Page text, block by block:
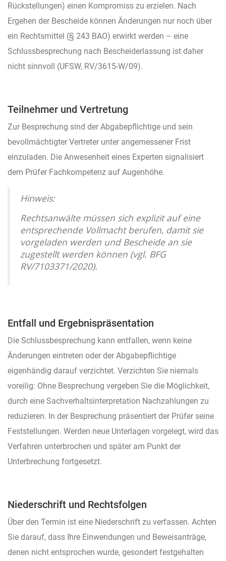
Rückstellungen) einen Kompromiss zu erzielen. Nach
Ergehen der Bescheide können Änderungen nur noch über
ein Rechtsmittel (§ 243 BAO) erwirkt werden – eine
Schlussbesprechung nach Bescheiderlassung ist daher
nicht sinnvoll (UFSW, RV/3615-W/09).
Teilnehmer und Vertretung
Zur Besprechung sind der Abgabepflichtige und sein
bevollmächtigter Vertreter unter angemessener Frist
einzuladen. Die Anwesenheit eines Experten signalisiert
dem Prüfer Fachkompetenz auf Augenhöhe.
Hinweis:
Rechtsanwälte müssen sich explizit auf eine
entsprechende Vollmacht berufen, damit sie
vorgeladen werden und Bescheide an sie
zugestellt werden können (vgl. BFG
RV/7103371/2020).
Entfall und Ergebnispräsentation
Die Schlussbesprechung kann entfallen, wenn keine
Änderungen eintreten oder der Abgabepflichtige
eigenhändig darauf verzichtet. Verzichten Sie niemals
voreilig: Ohne Besprechung vergeben Sie die Möglichkeit,
durch eine Sachverhaltsinterpretation Nachzahlungen zu
reduzieren. In der Besprechung präsentiert der Prüfer seine
Feststellungen. Werden neue Unterlagen vorgelegt, wird das
Verfahren unterbrochen und später am Punkt der
Unterbrechung fortgesetzt.
Niederschrift und Rechtsfolgen
Über den Termin ist eine Niederschrift zu verfassen. Achten
Sie darauf, dass Ihre Einwendungen und Beweisanträge,
denen nicht entsprochen wurde, gesondert festgehalten